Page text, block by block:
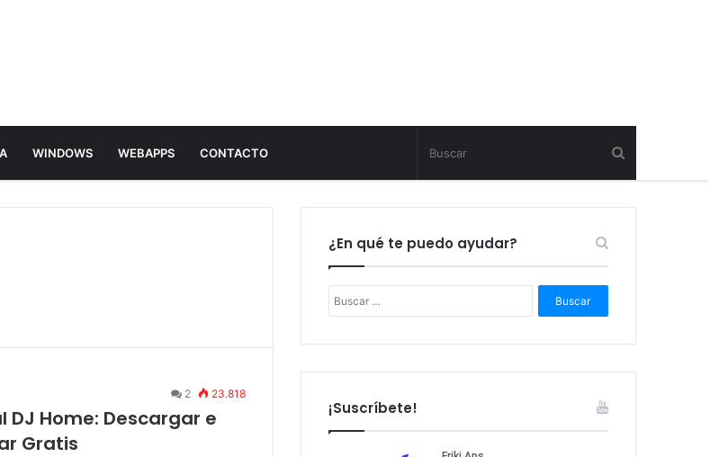
WINDOWS WEBAPPS CONTACTO
2 23.818
DJ Home: Descargar e
Gratis
¿En qué te puedo ayudar?
u
a
¡Suscríbete!